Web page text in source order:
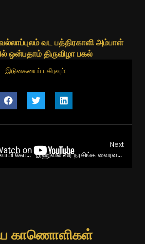
வல்லாப்புலம் வட பத்திரகாளி அம்பாள்
ஒன்பதாம் திருவிழா பகல்
இடுகையைப் பகிரவும்:
மாவிட்டபுரம் கந்தசுவாமி கோவில் தேர்த்திருவிழா
Next
இணுவில் ஸ்ரீ நரசிங்க வைரவர் கோவில் தீர்த்தத்திருவிழா 04.08.2024
காணொளிகள்